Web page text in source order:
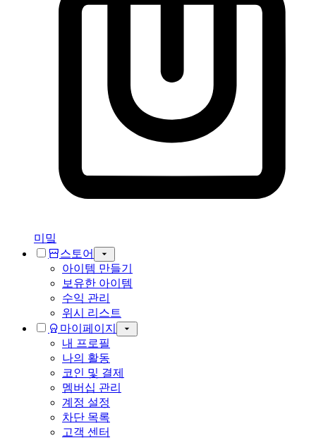
미밐
스토어
아이템 만들기
보유한 아이템
수익 관리
위시 리스트
마이페이지
내 프로필
나의 활동
코인 및 결제
멤버십 관리
계정 설정
차단 목록
고객 센터